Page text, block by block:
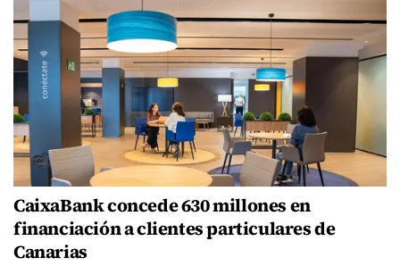
CaixaBank concede 630 millones en
financiación a clientes particulares de
Canarias